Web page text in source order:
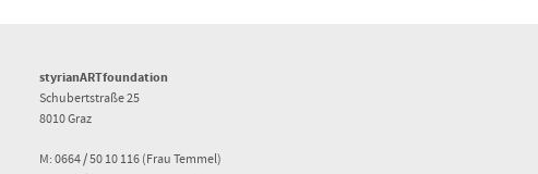
styrianARTfoundation
Schubertstraße 25
8010 Graz
M: 0664 / 50 10 116 (Frau Temmel)